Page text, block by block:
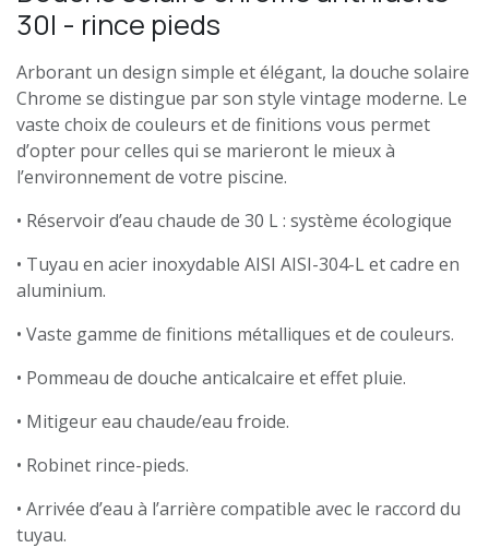
30l - rince pieds
Arborant un design simple et élégant, la douche solaire
Chrome se distingue par son style vintage moderne. Le
vaste choix de couleurs et de finitions vous permet
d’opter pour celles qui se marieront le mieux à
l’environnement de votre piscine.
• Réservoir d’eau chaude de 30 L : système écologique
• Tuyau en acier inoxydable AISI AISI-304-L et cadre en
aluminium.
• Vaste gamme de finitions métalliques et de couleurs.
• Pommeau de douche anticalcaire et effet pluie.
• Mitigeur eau chaude/eau froide.
• Robinet rince-pieds.
• Arrivée d’eau à l’arrière compatible avec le raccord du
tuyau.